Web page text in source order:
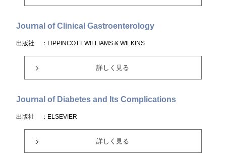
Journal of Clinical Gastroenterology
出版社 ：LIPPINCOTT WILLIAMS & WILKINS
詳しく見る
Journal of Diabetes and Its Complications
出版社 ：ELSEVIER
詳しく見る